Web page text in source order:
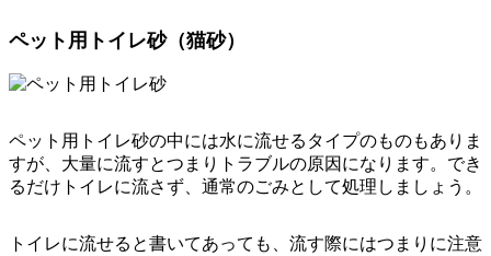
ペット用トイレ砂（猫砂）
ペット用トイレ砂の中には水に流せるタイプのものもありま
すが、大量に流すとつまりトラブルの原因になります。でき
るだけトイレに流さず、 通常のごみとして処理 しましょう。
トイレに流せると書いてあっても、流す際にはつまりに注意